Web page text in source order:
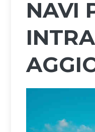
NAVI